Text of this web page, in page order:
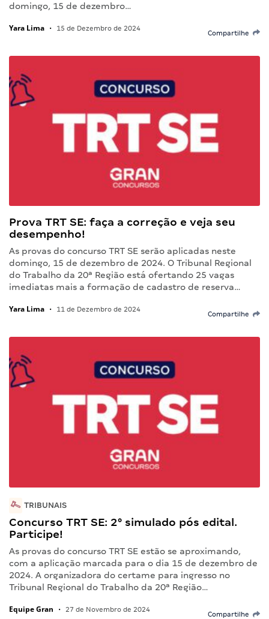
domingo, 15 de dezembro…
Yara Lima • 15 de Dezembro de 2024
Compartilhe
Prova TRT SE: faça a correção e veja seu
desempenho!
As provas do concurso TRT SE serão aplicadas neste
domingo, 15 de dezembro de 2024. O Tribunal Regional
do Trabalho da 20ª Região está ofertando 25 vagas
imediatas mais a formação de cadastro de reserva…
Yara Lima • 11 de Dezembro de 2024
Compartilhe
TRIBUNAIS
Concurso TRT SE: 2° simulado pós edital.
Participe!
As provas do concurso TRT SE estão se aproximando,
com a aplicação marcada para o dia 15 de dezembro de
2024. A organizadora do certame para ingresso no
Tribunal Regional do Trabalho da 20ª Região…
Equipe Gran • 27 de Novembro de 2024
Compartilhe